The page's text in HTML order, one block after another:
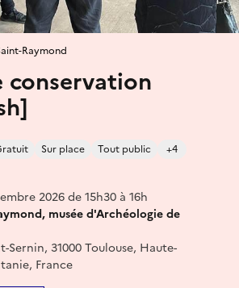
conservation
Sur place Tout public +4
2026 de 15h30 à 16h
musée d'Archéologie de
Sernin, 31000 Toulouse, Haute-
France
Raymond